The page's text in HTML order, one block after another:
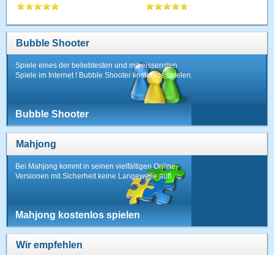
Bubble Shooter
Spiele eines der beliebtesten und mitreissensten
Spiele im Internet ! Bubble Shooter kostenlos spielen.
Bubble Shooter
Mahjong
Bei Mahjong kommt in seinen vielfältigen Online-
Versionen mit Sicherheit keine Langeweile auf!
Mahjong kostenlos spielen
Wir empfehlen